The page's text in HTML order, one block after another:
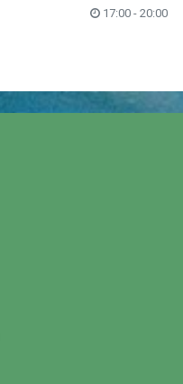
17:00 - 20:00